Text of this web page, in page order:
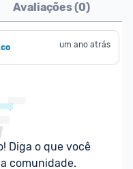
da compra (produto
MagaluPay;
da sua conta
PIX;
cadastrar seu
Avaliações (0)
um ano atrás
Diga o que você
comunidade.